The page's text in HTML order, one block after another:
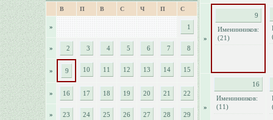
В П В С Ч П С
» 1
» 2 3 4 5 6 7 8
» 9 10 11 12 13 14 15
» 16 17 18 19 20 21 22
» 23 24 25 26 27 28 29
»
9
Именинников:
(21)
»
16
Именинников:
(11)